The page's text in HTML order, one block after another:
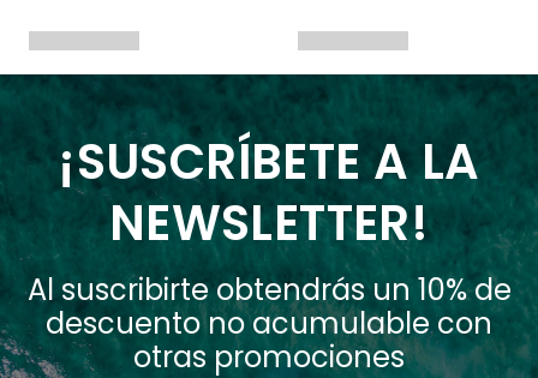
¡SUSCRÍBETE A LA
NEWSLETTER!
Al suscribirte obtendrás un 10% de
descuento no acumulable con
otras promociones